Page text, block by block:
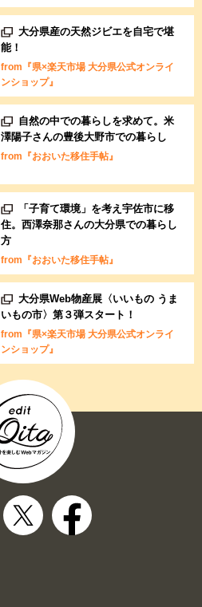
大分県産の天然ジビエを自宅で堪
能！
from『県×楽天市場 大分県公式オンライ
ンショップ』
自然の中での暮らしを求めて。米
澤陽子さんの豊後大野市での暮らし
from『おおいた移住手帖』
「子育て環境」を考え宇佐市に移
住。西澤奈那さんの大分県での暮らし
方
from『おおいた移住手帖』
大分県Web物産展〈いいもの うま
いもの市〉第３弾スタート！
from『県×楽天市場 大分県公式オンライ
ンショップ』